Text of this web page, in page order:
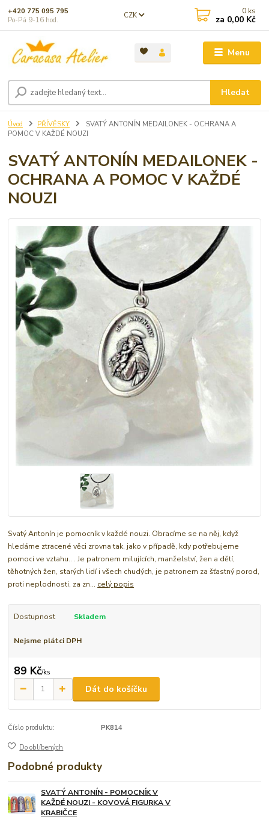
Menu
CZK
Hledat
+420 775 095 795
Po-Pá 9-16 hod.
0 ks
za 0,00 Kč
Úvod PŘÍVĚSKY
SVATÝ ANTONÍN MEDAILONEK - OCHRANA A
POMOC V KAŽDÉ NOUZI
SVATÝ ANTONÍN MEDAILONEK -
OCHRANA A POMOC V KAŽDÉ
NOUZI
Svatý Antonín je pomocník v každé nouzi. Obracíme se na něj, když
hledáme ztracené věci zrovna tak, jako v případě, kdy potřebujeme
pomoci ve vztahu.. . Je patronem milujících, manželství, žen a dětí,
těhotných žen, starých lidí i všech chudých, je patronem za šťastný porod,
proti neplodnosti, za zn... celý popis
Dostupnost Skladem
Nejsme plátci DPH
89 Kč/ks
Dát do košíčku
Číslo produktu: PK814
Do oblíbených
Podobné produkty
SVATÝ ANTONÍN - POMOCNÍK V
KAŽDÉ NOUZI - KOVOVÁ FIGURKA V
KRABIČCE